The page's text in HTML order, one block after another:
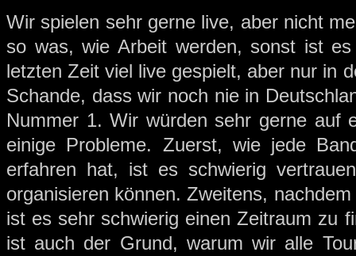
Wir spielen sehr gerne live, aber nicht
so was, wie Arbeit werden, sonst ist
letzten Zeit viel live gespielt, aber nur in
Schande, dass wir noch nie in
Nummer 1. Wir würden sehr gerne auf
einige Probleme. Zuerst, wie jede
erfahren hat, ist es schwierig
organisieren können. Zweitens,
ist es sehr schwierig einen Zeitraum zu
ist auch der Grund, warum wir alle